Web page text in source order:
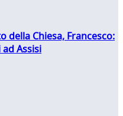
Chiesa, Francesco:
Assisi